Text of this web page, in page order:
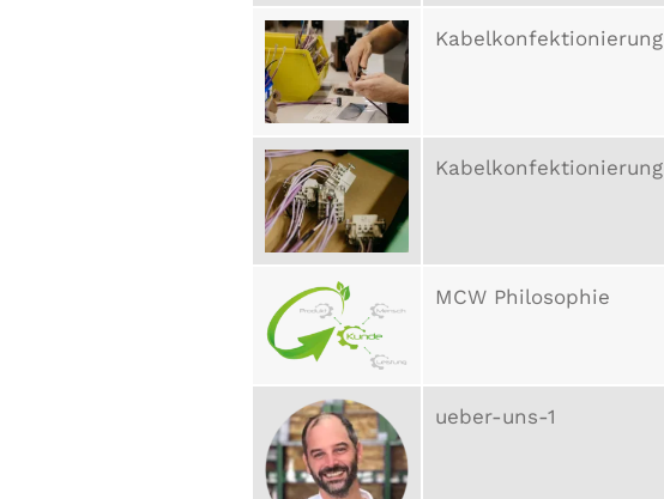
Kabelkonfektionierung
Kabelkonfektionierung
MCW Philosophie
ueber-uns-1